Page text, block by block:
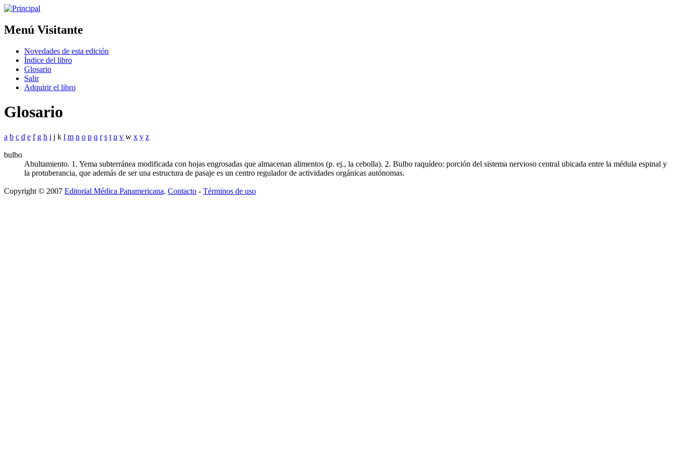
Menú Visitante
Novedades de esta edición
Índice del libro
Glosario
Salir
Adquirir el libro
Glosario
a b c d e f g h i j k l m n o p q r s t u v w x y z
bulbo
Abultamiento. 1. Yema subterránea modificada con hojas engrosadas que almacenan alimentos (p. ej., la cebolla). 2. Bulbo raquídeo: porción del sistema nervioso central ubicada entre la médula espinal y
la protuberancia, que además de ser una estructura de pasaje es un centro regulador de actividades orgánicas autónomas.
Copyright © 2007 Editorial Médica Panamericana. Contacto - Términos de uso